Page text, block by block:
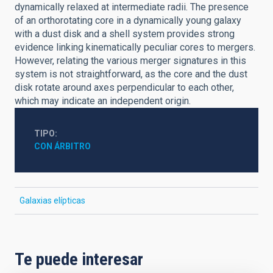
dynamically relaxed at intermediate radii. The presence
of an orthorotating core in a dynamically young galaxy
with a dust disk and a shell system provides strong
evidence linking kinematically peculiar cores to mergers.
However, relating the various merger signatures in this
system is not straightforward, as the core and the dust
disk rotate around axes perpendicular to each other,
which may indicate an independent origin.
TIPO
CON ÁRBITRO
Galaxias elípticas
Te puede interesar